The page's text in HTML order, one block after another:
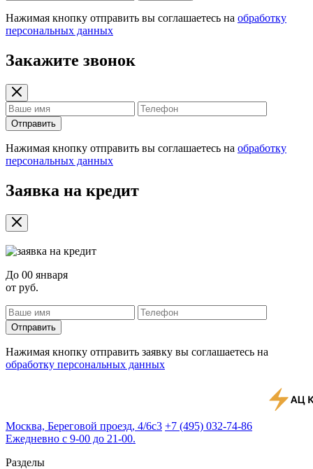
Нажимая кнопку отправить вы соглашаетесь на обработку
персональных данных
Закажите звонок
Отправить
Нажимая кнопку отправить вы соглашаетесь на обработку
персональных данных
Заявка на кредит
До 00 января
от руб.
Отправить
Нажимая кнопку отправить заявку вы соглашаетесь на
обработку персональных данных
Москва, Береговой проезд, 4/6с3 +7 (495) 032-74-86
Ежедневно с 9-00 до 21-00.
Разделы